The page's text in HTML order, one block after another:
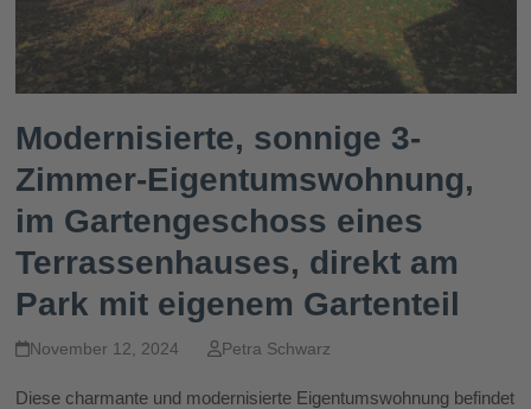
Modernisierte, sonnige 3-
Zimmer-Eigentumswohnung,
im Gartengeschoss eines
Terrassenhauses, direkt am
Park mit eigenem Gartenteil
November 12, 2024 Petra Schwarz
Diese charmante und modernisierte Eigentumswohnung befindet